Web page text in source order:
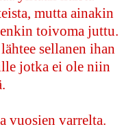
mutta ainakin
toivoma juttu.
sellanen ihan
jotka ei ole niin
vuosien varrelta.